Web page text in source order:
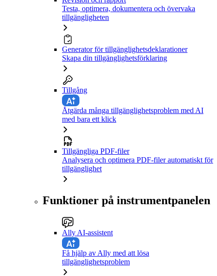
Testa, optimera, dokumentera och övervaka
tillgängligheten
Generator för tillgänglighetsdeklarationer
Skapa din tillgänglighetsförklaring
Tillgång
Åtgärda många tillgänglighetsproblem med AI
med bara ett klick
Tillgängliga PDF-filer
Analysera och optimera PDF-filer automatiskt för
tillgänglighet
Funktioner på instrumentpanelen
Ally AI-assistent
Få hjälp av Ally med att lösa
tillgänglighetsproblem